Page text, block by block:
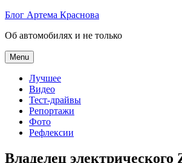
Skip
content
Блог Артема Краснова
Об автомобилях и не только
Menu
Лучшее
Видео
Тест-драйвы
Репортажи
Фото
Рефлексии
Владелец